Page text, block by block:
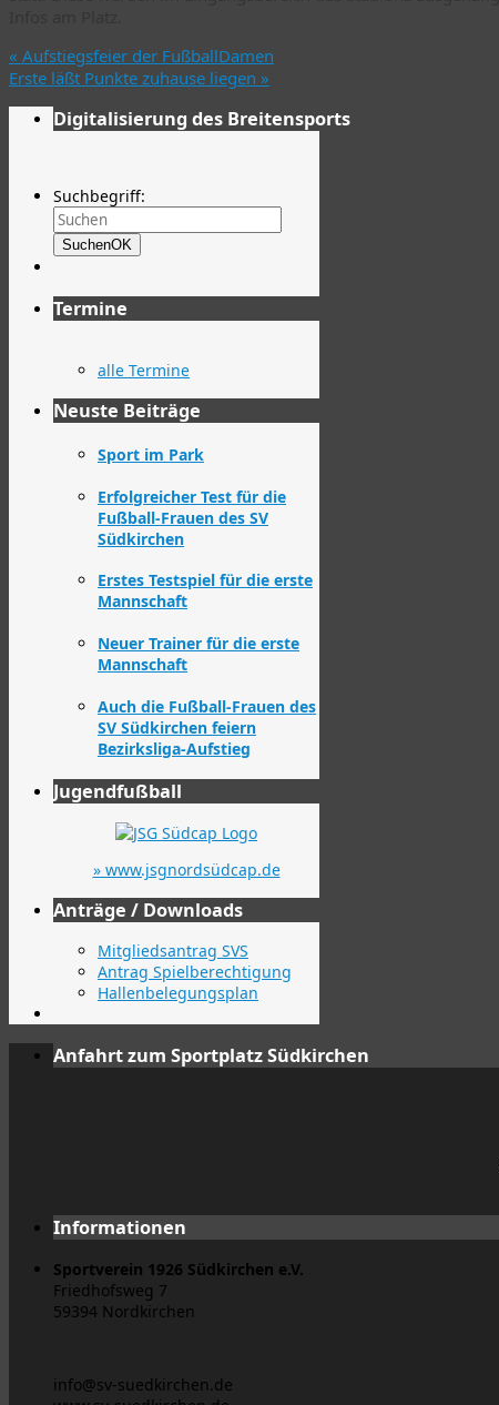
« Aufstiegsfeier der FußballDamen
Erste läßt Punkte zuhause liegen »
Digitalisierung des Breitensports
Suchbegriff:
SuchenOK
Termine
alle Termine
Neuste Beiträge
Sport im Park
Erfolgreicher Test für die
Fußball-Frauen des SV
Südkirchen
Erstes Testspiel für die erste
Mannschaft
Neuer Trainer für die erste
Mannschaft
Auch die Fußball-Frauen des
SV Südkirchen feiern
Bezirksliga-Aufstieg
Jugendfußball
» www.jsgnordsüdcap.de
Anträge / Downloads
Mitgliedsantrag SVS
Antrag Spielberechtigung
Hallenbelegungsplan
Anfahrt zum Sportplatz Südkirchen
Informationen
Sportverein 1926 Südkirchen e.V.
Friedhofsweg 7
59394 Nordkirchen
info@sv-suedkirchen.de